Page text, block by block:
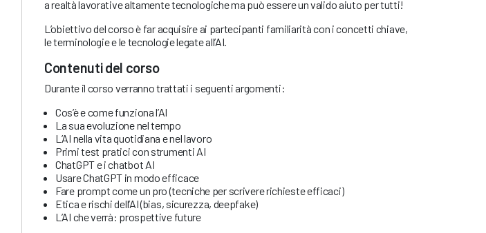
a realtà lavorative altamente tecnologiche ma può essere un valido aiuto per tutti!
L’obiettivo del corso è far acquisire ai partecipanti familiarità con i concetti chiave,
le terminologie e le tecnologie legate all’AI.
Contenuti del corso
Durante il corso verranno trattati i seguenti argomenti:
Cos’è e come funziona l’AI
La sua evoluzione nel tempo
L’AI nella vita quotidiana e nel lavoro
Primi test pratici con strumenti AI
ChatGPT e i chatbot AI
Usare ChatGPT in modo efficace
Fare prompt come un pro (tecniche per scrivere richieste efficaci)
Etica e rischi dell’AI (bias, sicurezza, deepfake)
L’AI che verrà: prospettive future